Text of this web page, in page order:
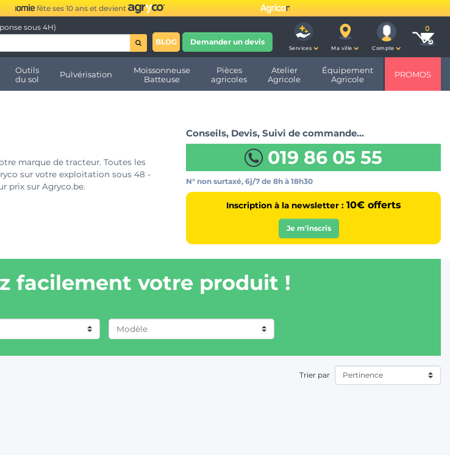
fête ses 10 ans et devient
sous 4H)
BLOG
Demander un devis
Services Ma ville Compte
Outils
du sol
Pulvérisation
Moissonneuse
Batteuse
Pièces
agricoles
Atelier
Agricole
Équipement
Agricole
PROMOS
marque de tracteur. Toutes les
sur votre exploitation sous 48 -
prix sur Agryco.be.
Conseils, Devis, Suivi de commande…
019 86 05 55
N° non surtaxé, 6j/7 de 8h à 18h30
Inscription à la newsletter : 10€ offerts
Je m'inscris
facilement votre produit !
Trier par